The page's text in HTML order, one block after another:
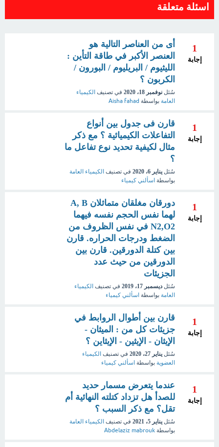
اسئلة متعلقة
1
إجابة
أى من العناصر التالية هو
العنصر الأكبر في طاقة التأين :
الليثيوم / البريليوم / البورون /
الكربون ؟
سُئل نوفمبر 18، 2020 في تصنيف الكيمياء
العامة بواسطة Aisha fahad
1
إجابة
قارن فى جدول بين أنواع
التفاعلات الكيميائية ؟ مع ذكر
مثال لكيفية تحديد نوع تفاعل ما
؟
سُئل يناير 6، 2020 في تصنيف الكيمياء العامة
بواسطة اسألني كيمياء
1
إجابة
دورقان مغلقان متماثلان A, B
لهما نفس الحجم نفسه فيهما
N2,O2 في نفس الظروف من
الضغط ودرجات الحراره. قارن
بين كتلة الدورقين. قارن بين
الدورقين من حيث عدد
الجزيئات
سُئل ديسمبر 17، 2019 في تصنيف الكيمياء
العامة بواسطة اسألني كيمياء
1
إجابة
قارن بين أطوال الروابط في
جزيئات كل من : الميثان -
الإيثان - الإيثين - الإيثاين ؟
سُئل يناير 27، 2020 في تصنيف الكيمياء
العضوية بواسطة اسألني كيمياء
1
إجابة
عندما يتعرض مسمار حديد
للصدأ هل تزداد كتلته النهائية أم
تقل؟ مع ذكر السبب ؟
سُئل يناير 5، 2021 في تصنيف الكيمياء العامة
بواسطة Abdelaziz mabrouk